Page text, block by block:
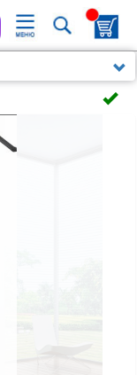
064009